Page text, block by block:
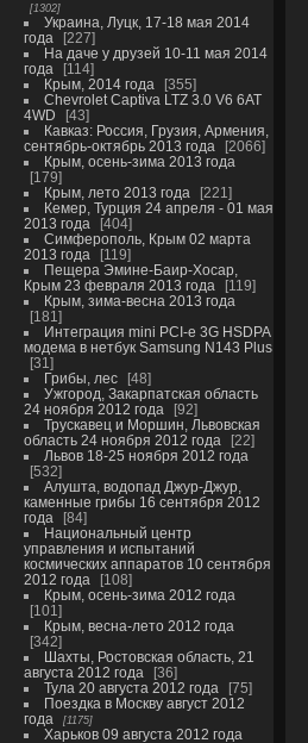
1302
Украина, Луцк, 17-18 мая 2014
года
227
На даче у друзей 10-11 мая 2014
года
114
Крым, 2014 года
355
Chevrolet Captiva LTZ 3.0 V6 6AT
4WD
43
Кавказ: Россия, Грузия, Армения,
сентябрь-октябрь 2013 года
2066
Крым, осень-зима 2013 года
179
Крым, лето 2013 года
221
Кемер, Турция 24 апреля - 01 мая
2013 года
404
Симферополь, Крым 02 марта
2013 года
119
Пещера Эмине-Баир-Хосар,
Крым 23 февраля 2013 года
119
Крым, зима-весна 2013 года
181
Интеграция mini PCI-e 3G HSDPA
модема в нетбук Samsung N143 Plus
31
Грибы, лес
48
Ужгород, Закарпатская область
24 ноября 2012 года
92
Трускавец и Моршин, Львовская
область 24 ноября 2012 года
22
Львов 18-25 ноября 2012 года
532
Алушта, водопад Джур-Джур,
каменные грибы 16 сентября 2012
года
84
Национальный центр
управления и испытаний
космических аппаратов 10 сентября
2012 года
108
Крым, осень-зима 2012 года
101
Крым, весна-лето 2012 года
342
Шахты, Ростовская область, 21
августа 2012 года
36
Тула 20 августа 2012 года
75
Поездка в Москву август 2012
года
1175
Харьков 09 августа 2012 года